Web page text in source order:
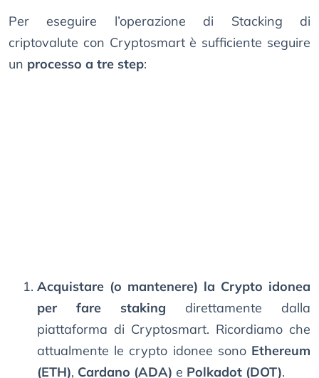
Per eseguire l’operazione di Stacking di
criptovalute con Cryptosmart è sufficiente seguire
un processo a tre step:
Acquistare (o mantenere) la Crypto idonea
per fare staking direttamente dalla
piattaforma di Cryptosmart. Ricordiamo che
attualmente le crypto idonee sono Ethereum
(ETH), Cardano (ADA) e Polkadot (DOT).